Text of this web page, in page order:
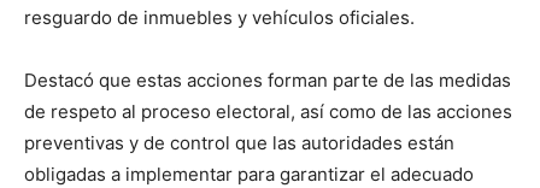
resguardo de inmuebles y vehículos oficiales.
Destacó que estas acciones forman parte de las medidas
de respeto al proceso electoral, así como de las acciones
preventivas y de control que las autoridades están
obligadas a implementar para garantizar el adecuado